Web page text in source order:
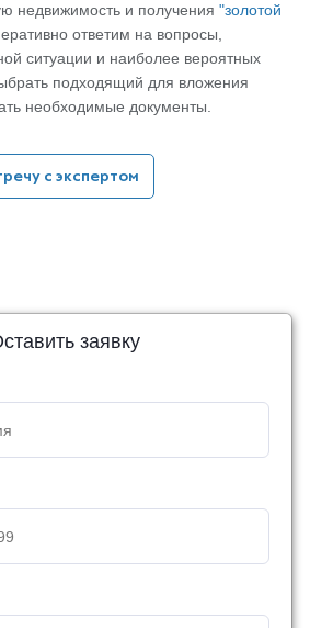
недвижимость и получения "золотой
ответим на вопросы,
ситуации и наиболее вероятных
подходящий для вложения
необходимые документы.
с экспертом
заявку